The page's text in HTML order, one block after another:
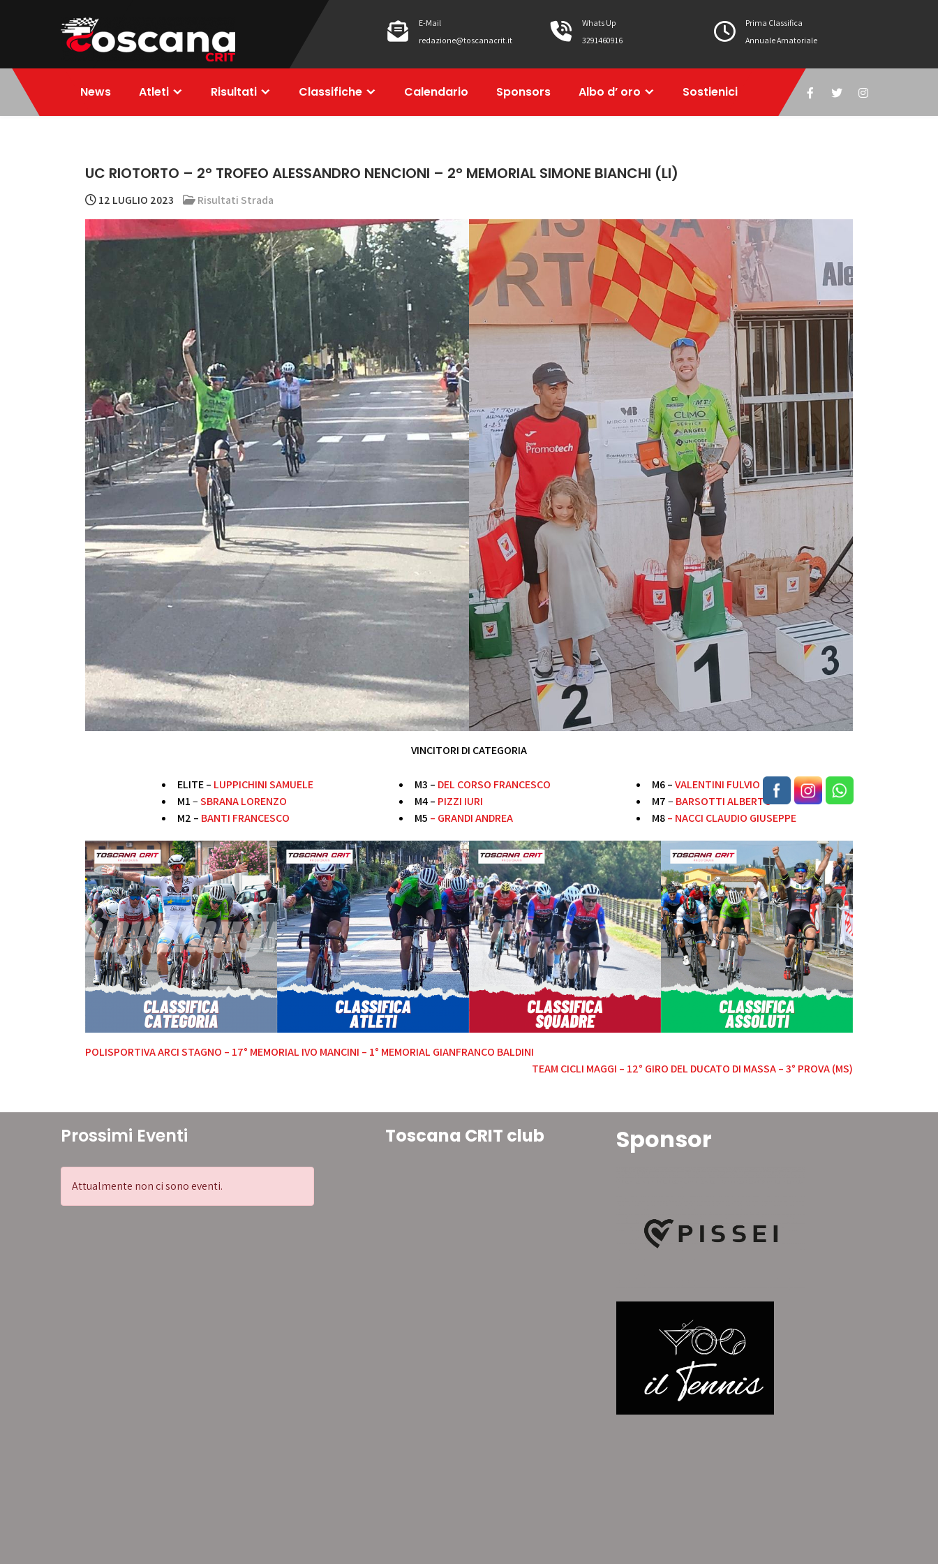
ToscanaCRIT
RIDE4WIN
E-Mail
redazione@toscanacrit.it
Whats Up
3291460916
Prima Classifica
Annuale Amatoriale
News Atleti Risultati Classifiche Calendario Sponsors Albo d’ oro Sostienici
UC RIOTORTO – 2° TROFEO ALESSANDRO NENCIONI – 2° MEMORIAL SIMONE BIANCHI (LI)
12 LUGLIO 2023 Risultati Strada
VINCITORI DI CATEGORIA
ELITE – LUPPICHINI SAMUELE
M1–SBRANA LORENZO
M2 – BANTI FRANCESCO
M3 – DEL CORSO FRANCESCO
M4 – PIZZI IURI
M5 – GRANDI ANDREA
M6 –VALENTINI FULVIO
M7– BARSOTTI ALBERTO
M8– NACCI CLAUDIO GIUSEPPE
Navigazione
POLISPORTIVA ARCI STAGNO – 17° MEMORIAL IVO MANCINI – 1° MEMORIAL GIANFRANCO BALDINI
TEAM CICLI MAGGI – 12° GIRO DEL DUCATO DI MASSA – 3° PROVA (MS)
Prossimi Eventi
Attualmente non ci sono eventi.
Toscana CRIT club Sponsor